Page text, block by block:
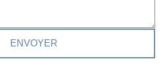
ENVOYER